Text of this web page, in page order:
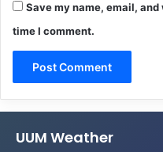
Save my name, email,
time I comment.
UUM Weather